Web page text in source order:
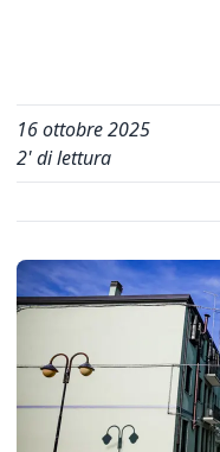
16 ottobre 2025
2' di lettura